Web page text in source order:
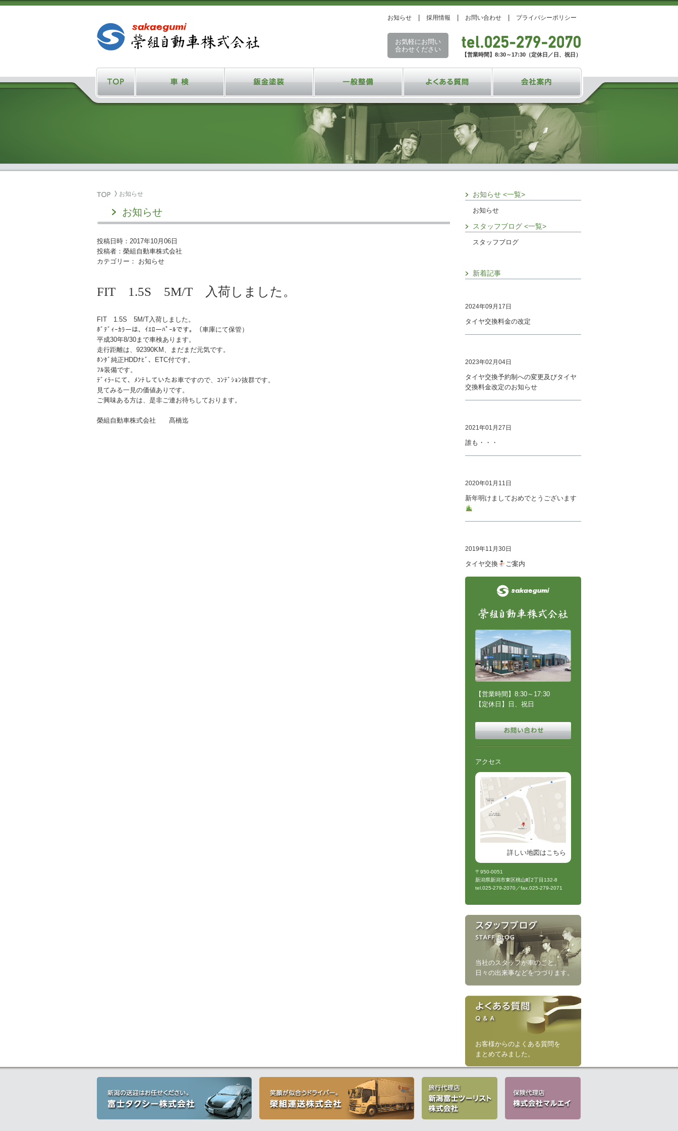
お知らせ 採用情報 お問い合わせ プライバシーポリシー
お気軽にお問い
合わせください
【営業時間】8:30～17:30（定休日／日、祝日）
お知らせ
お知らせ
投稿日時：2017年10月06日
投稿者：榮組自動車株式会社
カテゴリー： お知らせ
FIT 1.5S 5M/T 入荷しました。
FIT 1.5S 5M/T入荷しました。
ﾎﾞﾃﾞｨｰｶﾗーは、ｲｴﾛーﾊﾟｰﾙです。（車庫にて保管）
平成30年8/30まで車検あります。
走行距離は、92390KM、まだまだ元気です。
ﾎﾝﾀﾞ純正HDDﾅﾋﾞ、ETC付です。
ﾌﾙ装備です。
ﾃﾞｨﾗｰにて、ﾒﾝﾃしていたお車ですので、ｺﾝﾃﾞｼｮﾝ抜群です。
見てみる一見の価値ありです。
ご興味ある方は、是非ご連お待ちしております。
榮組自動車株式会社 髙橋迄
お知らせ <一覧>
お知らせ
スタッフブログ <一覧>
スタッフブログ
新着記事
2024年09月17日
タイヤ交換料金の改定
2023年02月04日
タイヤ交換予約制への変更及びタイヤ
交換料金改定のお知らせ
2021年01月27日
誰も・・・
2020年01月11日
新年明けましておめでとうございます
2019年11月30日
タイヤ交換 ご案内
【営業時間】8:30～17:30
【定休日】日、祝日
アクセス
詳しい地図はこちら
〒950-0051
新潟県新潟市東区桃山町2丁目132-8
tel.025-279-2070／fax.025-279-2071
当社のスタッフが車のこと、
日々の出来事などをつづります。
お客様からのよくある質問を
まとめてみました。